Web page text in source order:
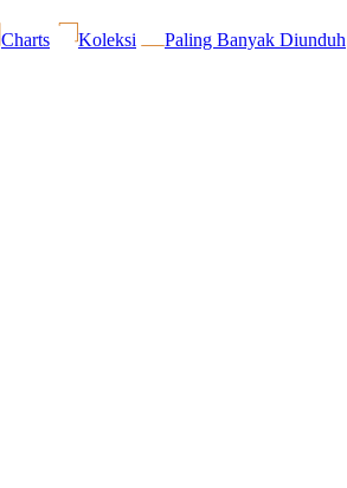
Charts Koleksi Paling Banyak Diunduh